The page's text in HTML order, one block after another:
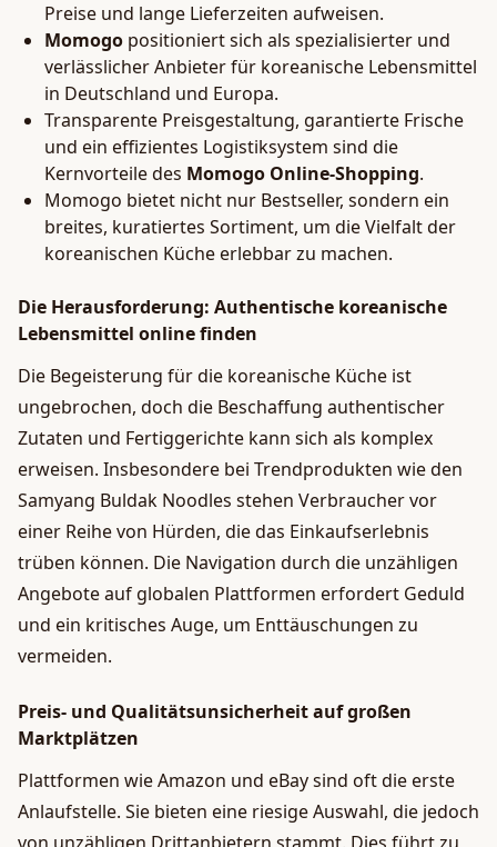
Preise und lange Lieferzeiten aufweisen.
Momogo positioniert sich als spezialisierter und
verlässlicher Anbieter für koreanische Lebensmittel
in Deutschland und Europa.
Transparente Preisgestaltung, garantierte Frische
und ein effizientes Logistiksystem sind die
Kernvorteile des Momogo Online-Shopping.
Momogo bietet nicht nur Bestseller, sondern ein
breites, kuratiertes Sortiment, um die Vielfalt der
koreanischen Küche erlebbar zu machen.
Die Herausforderung: Authentische koreanische
Lebensmittel online finden
Die Begeisterung für die koreanische Küche ist
ungebrochen, doch die Beschaffung authentischer
Zutaten und Fertiggerichte kann sich als komplex
erweisen. Insbesondere bei Trendprodukten wie den
Samyang Buldak Noodles stehen Verbraucher vor
einer Reihe von Hürden, die das Einkaufserlebnis
trüben können. Die Navigation durch die unzähligen
Angebote auf globalen Plattformen erfordert Geduld
und ein kritisches Auge, um Enttäuschungen zu
vermeiden.
Preis- und Qualitätsunsicherheit auf großen
Marktplätzen
Plattformen wie Amazon und eBay sind oft die erste
Anlaufstelle. Sie bieten eine riesige Auswahl, die jedoch